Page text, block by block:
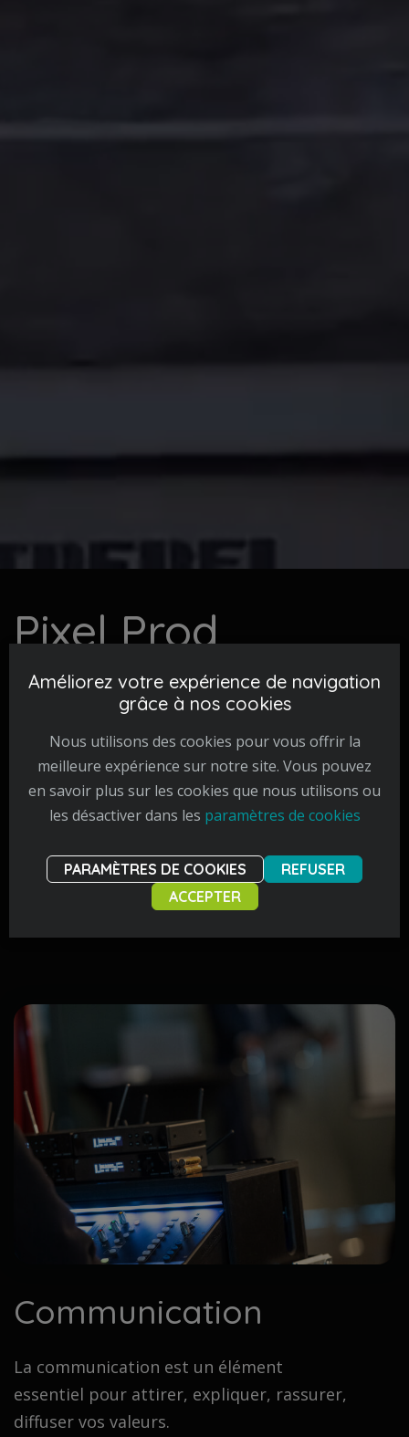
Pixel Prod
Une agence de communication
spécialisée en audiovisuel.
LIEGE AIRPORT
Liege Airport
PROTECTION UNIT
VILLE DE LIÈGE
Communication
La communication est un élément
essentiel pour attirer, expliquer, rassurer,
diffuser vos valeurs.
Améliorez votre expérience de navigation
grâce à nos cookies
Nous utilisons des cookies pour vous offrir la
meilleure expérience sur notre site. Vous pouvez
en savoir plus sur les cookies que nous utilisons ou
les désactiver dans les paramètres de cookies
PARAMÈTRES DE COOKIES
REFUSER
ACCEPTER